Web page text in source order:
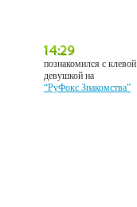
познакомился с клевой
девушкой на
“РуФокс Знакомства”